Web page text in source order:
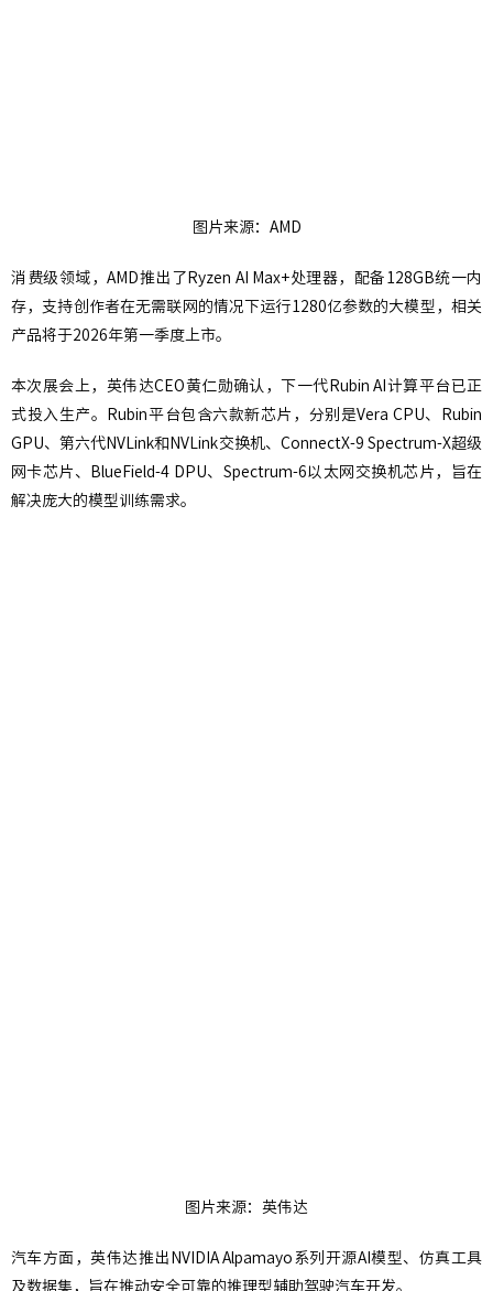
图片来源：AMD
消费级领域，AMD推出了Ryzen AI Max+处理器，配备128GB统一内
存，支持创作者在无需联网的情况下运行1280亿参数的大模型，相关
产品将于2026年第一季度上市。
本次展会上，英伟达CEO黄仁勋确认，下一代Rubin AI计算平台已正
式投入生产。Rubin平台包含六款新芯片，分别是Vera CPU、Rubin
GPU、第六代NVLink和NVLink交换机、ConnectX-9 Spectrum-X超级
网卡芯片、BlueField-4 DPU、Spectrum-6以太网交换机芯片，旨在
解决庞大的模型训练需求。
图片来源：英伟达
汽车方面，英伟达推出NVIDIA Alpamayo系列开源AI模型、仿真工具
及数据集，旨在推动安全可靠的推理型辅助驾驶汽车开发。